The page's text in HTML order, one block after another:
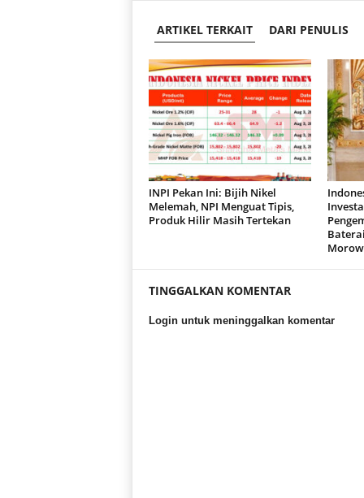
ARTIKEL TERKAIT DARI PENULIS
INPI Pekan Ini: Bijih Nikel
Melemah, NPI Menguat Tipis,
Produk Hilir Masih Tertekan
TINGGALKAN KOMENTAR
Login untuk meninggalkan komentar